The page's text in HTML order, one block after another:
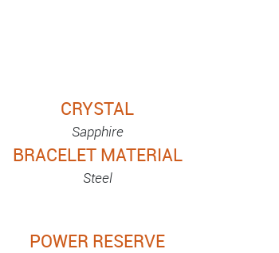
CRYSTAL
Sapphire
BRACELET MATERIAL
Steel
POWER RESERVE